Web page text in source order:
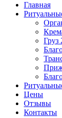
Главная
Груз
Цены
Отзывы
Контакты